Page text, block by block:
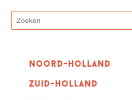
Noord-holland
zuid-holland